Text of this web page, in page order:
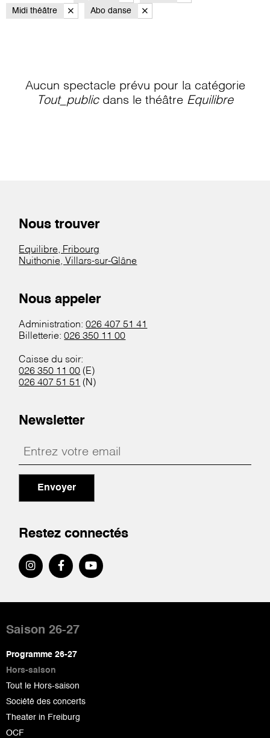
Midi théâtre
Abo danse
Aucun spectacle prévu pour la catégorie
Tout_publicdans le théâtre Equilibre
Nous trouver
Equilibre, Fribourg
Nuithonie, Villars-sur-Glâne
Nous appeler
Administration:026 407 51 41
Billetterie:026 350 11 00
Caisse du soir:
026 350 11 00 (E)
026 407 51 51 (N)
Newsletter
Envoyer
Restez connectés
de
page
Saison 26-27
Programme 26-27
Hors-saison
Tout le Hors-saison
Société des concerts
Theater in Freiburg
OCF